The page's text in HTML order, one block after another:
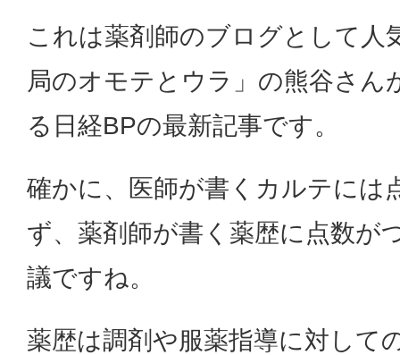
これは薬剤師のブログとして人
局のオモテとウラ」の熊谷さん
る日経BPの最新記事です。
確かに、医師が書くカルテには
ず、薬剤師が書く薬歴に点数が
議ですね。
薬歴は調剤や服薬指導に対して